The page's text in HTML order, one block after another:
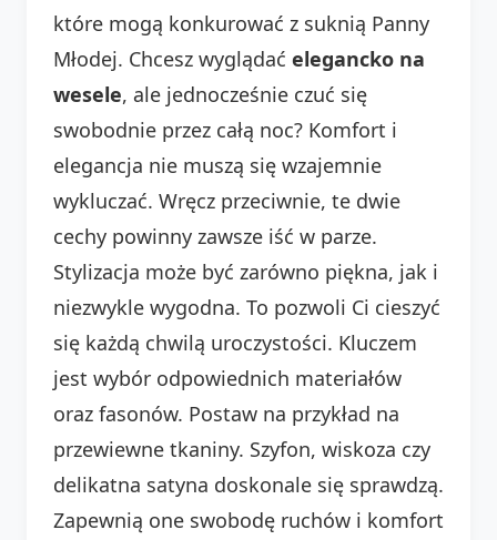
które mogą konkurować z suknią Panny
Młodej. Chcesz wyglądać elegancko na
wesele, ale jednocześnie czuć się
swobodnie przez całą noc? Komfort i
elegancja nie muszą się wzajemnie
wykluczać. Wręcz przeciwnie, te dwie
cechy powinny zawsze iść w parze.
Stylizacja może być zarówno piękna, jak i
niezwykle wygodna. To pozwoli Ci cieszyć
się każdą chwilą uroczystości. Kluczem
jest wybór odpowiednich materiałów
oraz fasonów. Postaw na przykład na
przewiewne tkaniny. Szyfon, wiskoza czy
delikatna satyna doskonale się sprawdzą.
Zapewnią one swobodę ruchów i komfort